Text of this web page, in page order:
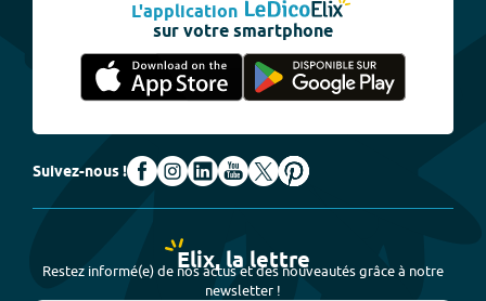
L'application
sur votre smartphone
Suivez-nous !
Elix, la lettre
Restez informé(e) de nos actus et des nouveautés grâce à notre
newsletter !